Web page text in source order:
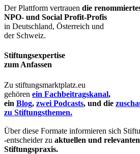
Der Plattform vertrauen die
NPO- und Social Profit-Profis
in Deutschland, Österreich und
der Schweiz.
Stiftungsexpertise
zum Anfassen
Zu stiftungsmarktplatz.eu
gehören ein Fachbeitragskanal,
ein Blog, zwei Podcasts, und die
zu Stiftungsthemen.
Über diese Formate informieren sich
-entscheider zu aktuellen und
Stiftungspraxis.